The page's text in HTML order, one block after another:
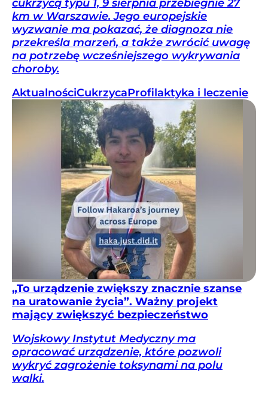
cukrzycą typu 1, 9 sierpnia przebiegnie 27
km w Warszawie. Jego europejskie
wyzwanie ma pokazać, że diagnoza nie
przekreśla marzeń, a także zwrócić uwagę
na potrzebę wcześniejszego wykrywania
choroby.
AktualnościCukrzycaProfilaktyka i leczenie
„To urządzenie zwiększy znacznie szanse
na uratowanie życia”. Ważny projekt
mający zwiększyć bezpieczeństwo
Wojskowy Instytut Medyczny ma
opracować urządzenie, które pozwoli
wykryć zagrożenie toksynami na polu
walki.